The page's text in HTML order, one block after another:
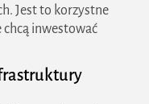
Jest to korzystne
inwestować